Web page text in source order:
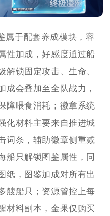
属于配套养成模块，容
性加成，好感度通过船
解锁固定攻击、生命、
成会叠加至全队战力，
障喂食消耗；徽章系统
化材料主要来自推进城
词条，辅助徽章侧重减
船只解锁图鉴属性，同
纸，图鉴加成对所有出
艘船只；资源管控上每
材料副本，金果仅购买